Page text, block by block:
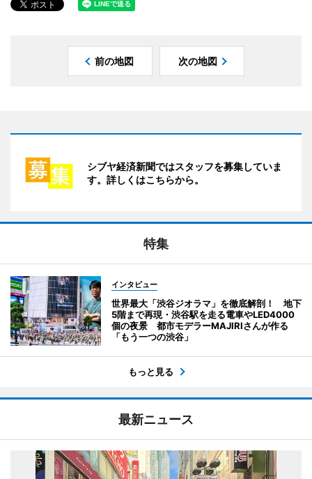
前の地図 次の地図
シブヤ経済新聞ではスタッフを募集していま
す。詳しくはこちらから。
特集
インタビュー
世界最大「渋谷ジオラマ」を徹底解剖！ 地下
5階まで再現・渋谷駅を走る電車やLED4000
個の夜景 都市モデラーMAJIRIさんが作る
「もう一つの渋谷」
もっと見る
最新ニュース